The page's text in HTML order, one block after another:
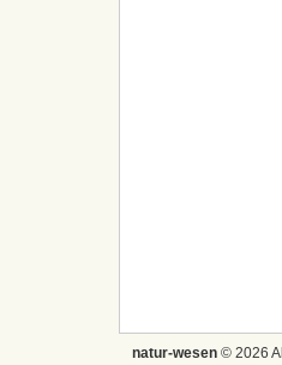
natur-wesen © 2026